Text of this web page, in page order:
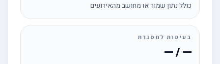
כולל נתון שמור או מחושב מהאירועים
בעיטות למסגרת
— / —